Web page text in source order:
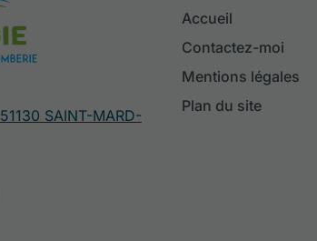
51130 SAINT-MARD-
Accueil
Contactez-moi
Mentions légales
Plan du site